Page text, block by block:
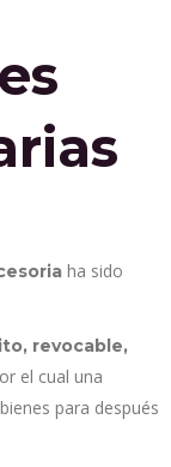
ha sido
revocable,
el cual una
para después